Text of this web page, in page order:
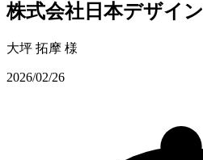
株式会社日本デザイン
大坪 拓摩 様
2026/02/26